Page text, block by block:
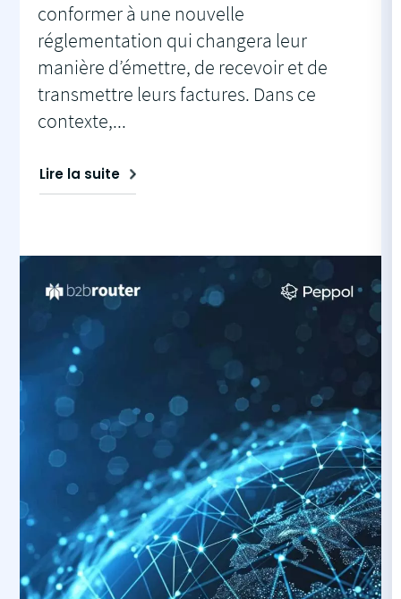
conformer à une nouvelle
réglementation qui changera leur
manière d’émettre, de recevoir et de
transmettre leurs factures. Dans ce
contexte,...
Lire la suite